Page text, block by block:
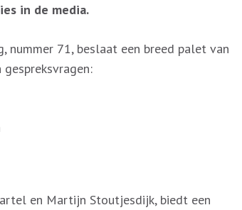
in de media.
nummer 71, beslaat een breed palet van
en Martijn Stoutjesdijk, biedt een